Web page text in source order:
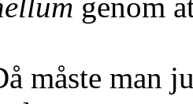
måste man